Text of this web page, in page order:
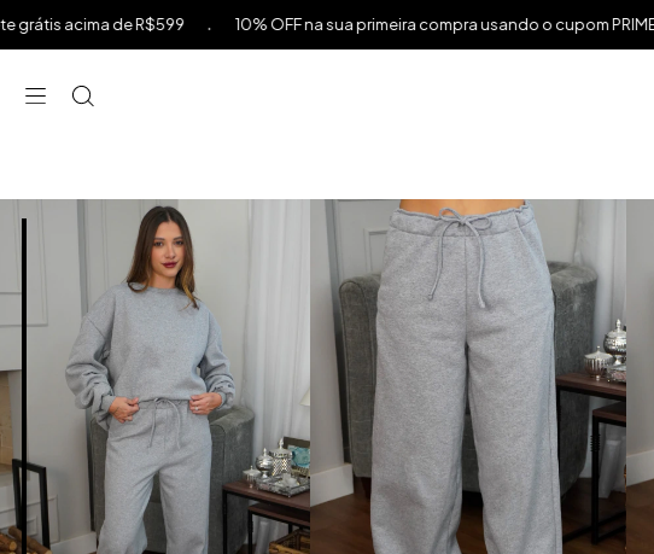
na sua primeira compra usando o cupom PRIMEIRACOMPRA acima de R$199,99 .